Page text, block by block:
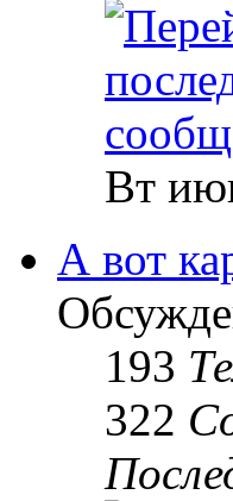
Вт
А вот
193
322